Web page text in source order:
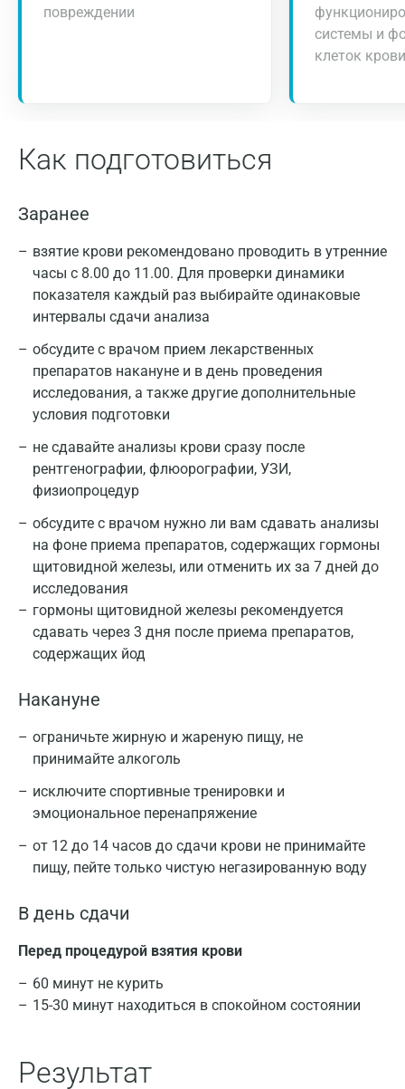
повреждении
системы и
клеток крови
Как подготовиться
Заранее
взятие крови рекомендовано проводить в утренние
часы с 8.00 до 11.00. Для проверки динамики
показателя каждый раз выбирайте одинаковые
интервалы сдачи анализа
обсудите с врачом прием лекарственных
препаратов накануне и в день проведения
исследования, а также другие дополнительные
условия подготовки
не сдавайте анализы крови сразу после
рентгенографии, флюорографии, УЗИ,
физиопроцедур
обсудите с врачом нужно ли вам сдавать анализы
на фоне приема препаратов, содержащих гормоны
щитовидной железы, или отменить их за 7 дней до
исследования
гормоны щитовидной железы рекомендуется
сдавать через 3 дня после приема препаратов,
содержащих йод
Накануне
ограничьте жирную и жареную пищу, не
принимайте алкоголь
исключите спортивные тренировки и
эмоциональное перенапряжение
от 12 до 14 часов до сдачи крови не принимайте
пищу, пейте только чистую негазированную воду
В день сдачи
Перед процедурой взятия крови
60 минут не курить
15-30 минут находиться в спокойном состоянии
Результат